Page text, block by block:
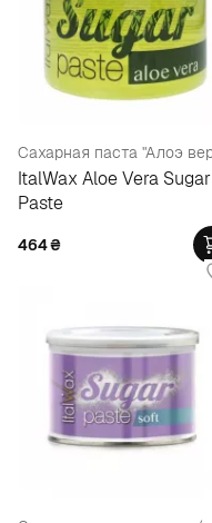
ItalWax Aloe Vera Sugar
Paste
464₴